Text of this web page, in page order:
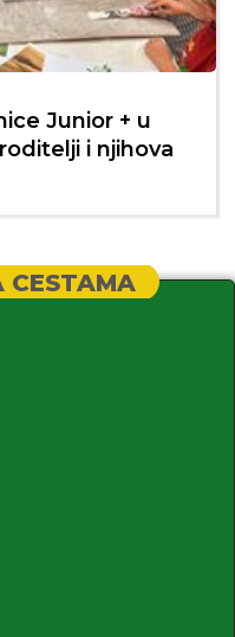
Junior + u
i njihova
CESTAMA